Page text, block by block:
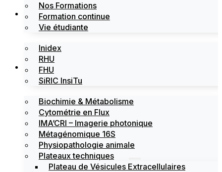
Nos Formations
Formation continue
Vie étudiante
Labels
Inidex
RHU
FHU
SiRIC InsiTu
Les plateformes
Biochimie & Métabolisme
Cytométrie en Flux
IMA’CRI – Imagerie photonique
Métagénomique 16S
Physiopathologie animale
Plateaux techniques
Plateau de Vésicules Extracellulaires